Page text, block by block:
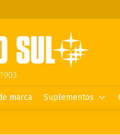
marca Suplementos